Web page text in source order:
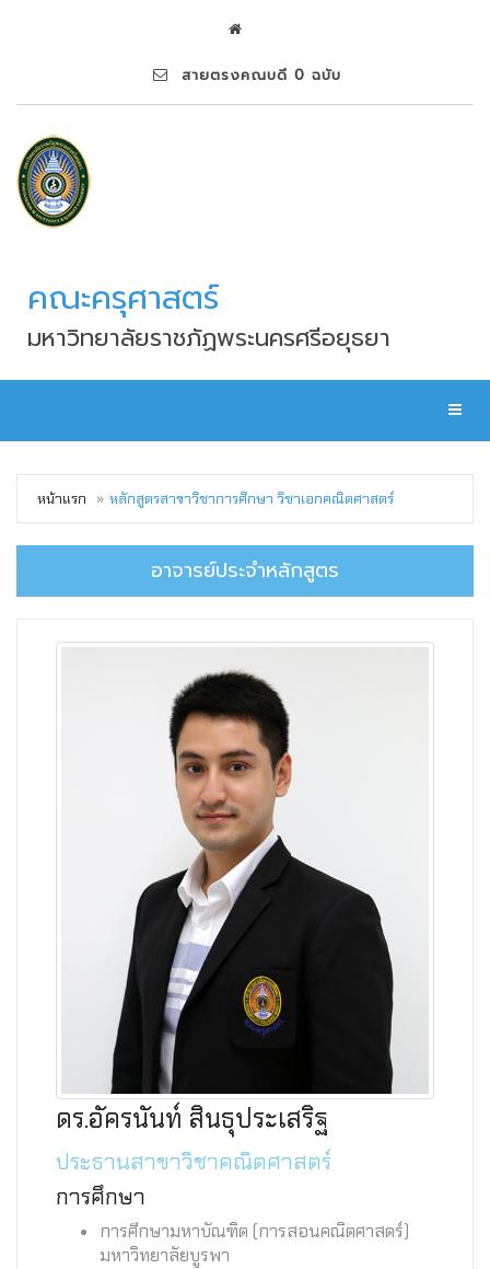
สายตรงคณบดี 0 ฉบับ
คณะครุศาสตร์
มหาวิทยาลัยราชภัฏพระนครศรีอยุธยา
หน้าแรก หลักสูตรสาขาวิชาการศึกษา วิชาเอกคณิตศาสตร์
อาจารย์ประจำหลักสูตร
ดร.อัครนันท์ สินธุประเสริฐ
ประธานสาขาวิชาคณิตศาสตร์
การศึกษา
การศึกษามหาบัณฑิต (การสอนคณิตศาสตร์)
มหาวิทยาลัยบูรพา